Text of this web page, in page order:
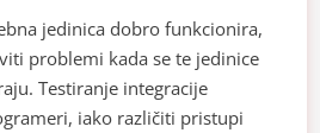
jedinica dobro funkcionira,
problemi kada se te jedinice
Testiranje integracije
iako različiti pristupi